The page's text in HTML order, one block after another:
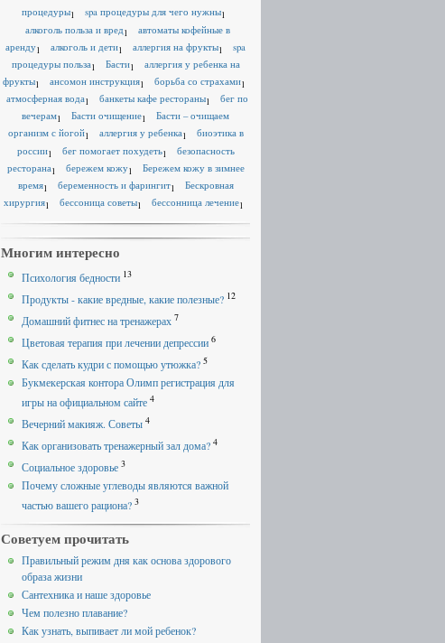
процедуры1 spa процедуры для чего нужны1
алкоголь польза и вред1
автоматы кофейные в
аренду1 алкоголь и дети1 аллергия на фрукты1
spa
процедуры польза1 Басти1
аллергия у ребенка на
фрукты1 ансомон инструкция1 борьба со страхами1
атмосферная вода1 банкеты кафе рестораны1
бег по
вечерам1 Басти очищение1
Басти – очищаем
организм с йогой1 аллергия у ребенка1
биоэтика в
россии1 бег помогает похудеть1
безопасность
ресторана1 бережем кожу1
Бережем кожу в зимнее
время1 беременность и фарингит1
Бескровная
хирургия1 бессоница советы1 бессонница лечение1
Многим интересно
Психология бедности 13
Продукты - какие вредные, какие полезные? 12
Домашний фитнес на тренажерах 7
Цветовая терапия при лечении депрессии 6
Как сделать кудри с помощью утюжка? 5
Букмекерская контора Олимп регистрация для
игры на официальном сайте 4
Вечерний макияж. Советы 4
Как организовать тренажерный зал дома? 4
Социальное здоровье 3
Почему сложные углеводы являются важной
частью вашего рациона? 3
Советуем прочитать
Правильный режим дня как основа здорового
образа жизни
Сантехника и наше здоровье
Чем полезно плавание?
Как узнать, выпивает ли мой ребенок?